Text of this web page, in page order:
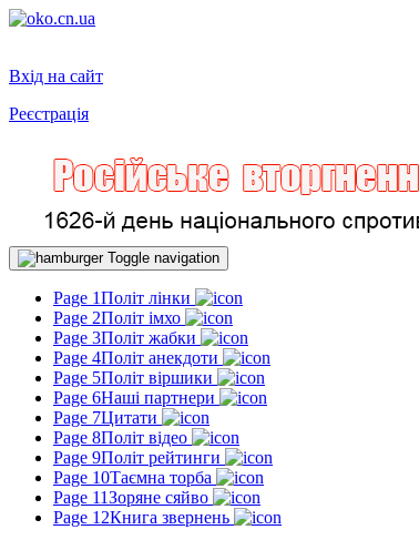
Вхід на сайт
Реєстрація
Toggle navigation
Page 1Політ лінки
Page 2Політ імхо
Page 3Політ жабки
Page 4Політ анекдоти
Page 5Політ віршики
Page 6Наші партнери
Page 7Цитати
Page 8Політ відео
Page 9Політ рейтинги
Page 10Таємна торба
Page 11Зоряне сяйво
Page 12Книга звернень